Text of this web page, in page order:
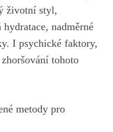
životní styl,
hydratace, nadměrné
I psychické faktory,
tohoto
metody pro